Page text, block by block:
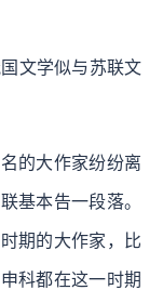
文学似与苏联文
的大作家纷纷离
基本告一段落。
期的大作家，比
科都在这一时期